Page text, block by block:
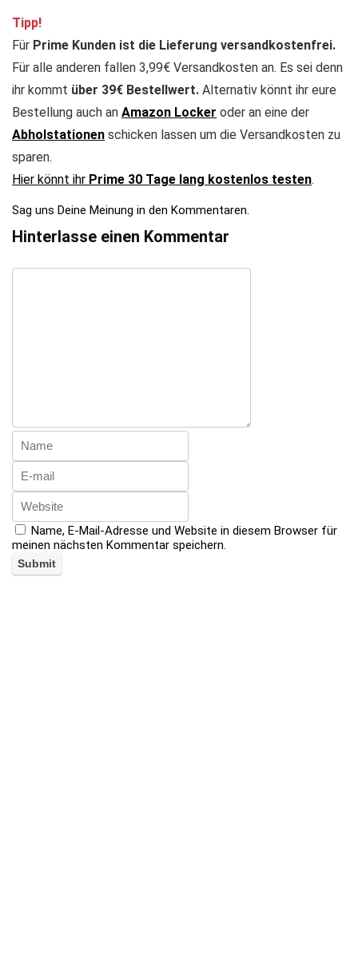
Tipp!
Für Prime Kunden ist die Lieferung versandkostenfrei.
Für alle anderen fallen 3,99€ Versandkosten an. Es sei denn
ihr kommt über 39€ Bestellwert. Alternativ könnt ihr eure
Bestellung auch an Amazon Locker oder an eine der
Abholstationen schicken lassen um die Versandkosten zu
sparen.
Hier könnt ihr Prime 30 Tage lang kostenlos testen.
Sag uns Deine Meinung in den Kommentaren.
Hinterlasse einen Kommentar
Name, E-Mail-Adresse und Website in diesem Browser für
meinen nächsten Kommentar speichern.